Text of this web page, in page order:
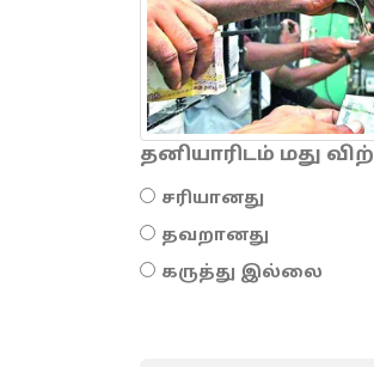
தனியாரிடம் மது
சரியானது
தவறானது
கருத்து இல்லை